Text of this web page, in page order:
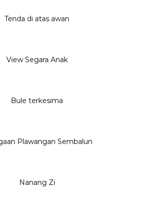
Tenda di atas awan
View Segara Anak
Bule terkesima
Plawangan Sembalun
Nanang Zi